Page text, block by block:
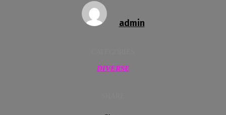
admin
DIVERSE